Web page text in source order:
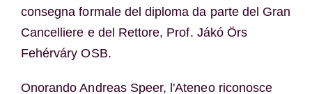
consegna formale del diploma da parte del Gran
Cancelliere e del Rettore, Prof. Jákó Örs
Fehérváry OSB.
Onorando Andreas Speer, l'Ateneo riconosce